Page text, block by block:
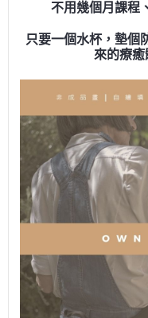
不用幾個月課程
只要一個水杯，墊個
來的療